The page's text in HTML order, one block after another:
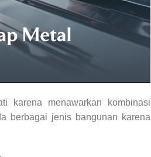
karena menawarkan kombinasi
berbagai jenis bangunan karena